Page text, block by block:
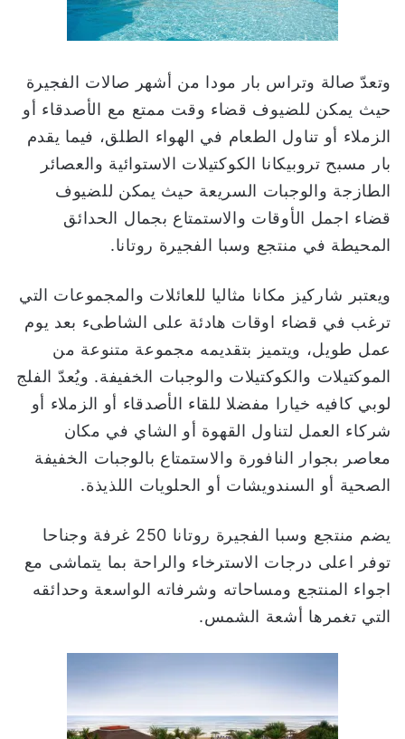
وتعدّ صالة وتراس بار مودا من أشهر صالات الفجيرة
حيث يمكن للضيوف قضاء وقت ممتع مع الأصدقاء أو
الزملاء أو تناول الطعام في الهواء الطلق، فيما يقدم
بار مسبح تروبيكانا الكوكتيلات الاستوائية والعصائر
الطازجة والوجبات السريعة حيث يمكن للضيوف
قضاء اجمل الأوقات والاستمتاع بجمال الحدائق
المحيطة في منتجع وسبا الفجيرة روتانا.
ويعتبر شاركيز مكانا مثاليا للعائلات والمجموعات التي
ترغب في قضاء اوقات هادئة على الشاطىء بعد يوم
عمل طويل، ويتميز بتقديمه مجموعة متنوعة من
الموكتيلات والكوكتيلات والوجبات الخفيفة. ويُعدّ الفلج
لوبي كافيه خيارا مفضلا للقاء الأصدقاء أو الزملاء أو
شركاء العمل لتناول القهوة أو الشاي في مكان
معاصر بجوار النافورة والاستمتاع بالوجبات الخفيفة
الصحية أو السندويشات أو الحلويات اللذيذة.
يضم منتجع وسبا الفجيرة روتانا 250 غرفة وجناحا
توفر اعلى درجات الاسترخاء والراحة بما يتماشى مع
اجواء المنتجع ومساحاته وشرفاته الواسعة وحدائقه
التي تغمرها أشعة الشمس.